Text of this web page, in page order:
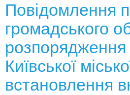
Повідомлення
громадського
розпорядження
Київської
встановлення